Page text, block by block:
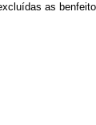
excluídas as